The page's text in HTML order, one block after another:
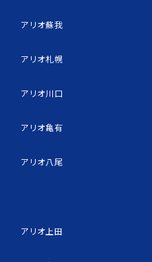
アリオ蘇我
アリオ札幌
アリオ川口
アリオ亀有
アリオ八尾
アリオ上田